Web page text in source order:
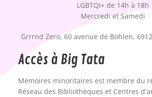
LGBTQI+ de 14h à 18h
Mercredi et Samedi
Grrrnd Zero, 60 avenue de Bohlen,
Accès à Big Tata
Mémoires minoritaires est membre du
Réseau des Bibliothèques et Centres